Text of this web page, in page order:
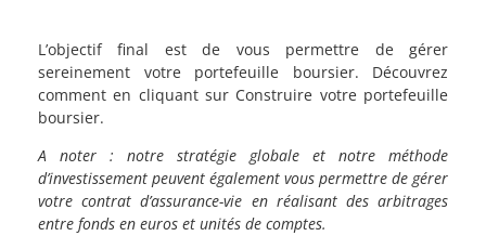
L’objectif final est de vous permettre de gérer
sereinement votre portefeuille boursier. Découvrez
comment en cliquant sur Construire votre portefeuille
boursier.
A noter : notre stratégie globale et notre méthode
d’investissement peuvent également vous permettre de gérer
votre contrat d’assurance-vie en réalisant des arbitrages
entre fonds en euros et unités de comptes.